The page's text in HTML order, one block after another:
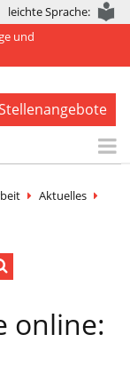
leichte Sprache:
und
Aktuelles
online: